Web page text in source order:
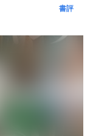
書評